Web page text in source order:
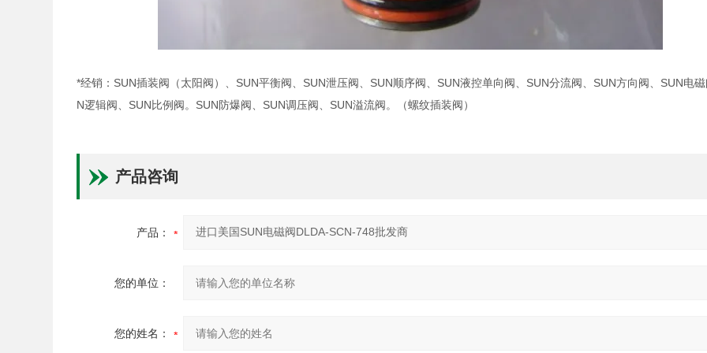
*经销：SUN插装阀（太阳阀）、SUN平衡阀、SUN泄压阀、SUN顺序阀、SUN液控单向阀、SUN分流阀、SUN方向阀、SUN电
N逻辑阀、SUN比例阀。SUN防爆阀、SUN调压阀、SUN溢流阀。（螺纹插装阀）
产品咨询
产品：
您的单位：
您的姓名：